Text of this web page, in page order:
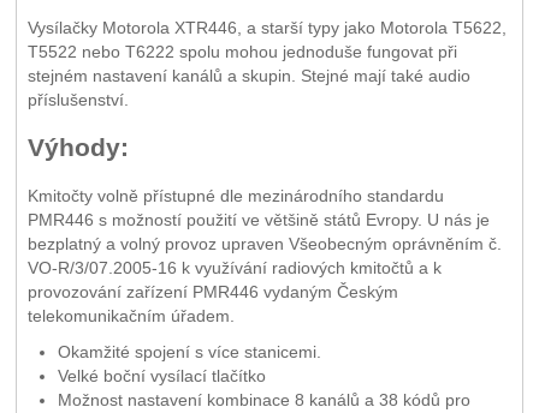
Vysílačky Motorola XTR446, a starší typy jako Motorola T5622,
T5522 nebo T6222 spolu mohou jednoduše fungovat při
stejném nastavení kanálů a skupin. Stejné mají také audio
příslušenství.
Výhody:
Kmitočty volně přístupné dle mezinárodního standardu
PMR446 s možností použití ve většině států Evropy. U nás je
bezplatný a volný provoz upraven Všeobecným oprávněním č.
VO-R/3/07.2005-16 k využívání radiových kmitočtů a k
provozování zařízení PMR446 vydaným Českým
telekomunikačním úřadem.
Okamžité spojení s více stanicemi.
Velké boční vysílací tlačítko
Možnost nastavení kombinace 8 kanálů a 38 kódů pro